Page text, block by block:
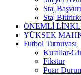
Staj
Staj
ÖNEMLİ
YÜKSEK
Futbol Turnuvası
Kurallar-
Fikstur
Puan